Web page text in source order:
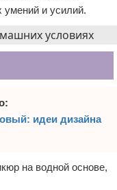
умений и усилий.
идеи дизайна
на водной основе,